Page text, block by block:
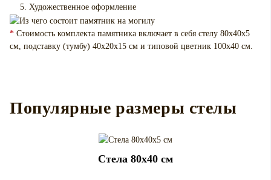
Художественное оформление
* Стоимость комплекта памятника включает в себя стелу 80х40х5
см, подставку (тумбу) 40х20х15 см и типовой цветник 100х40 см.
Популярные размеры стелы
Cтела 80x40 см